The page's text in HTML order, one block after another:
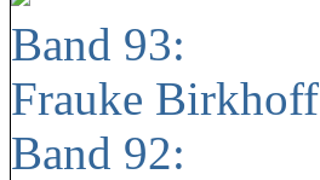
Band 93:
Frauke Birkhoff
Band 92: